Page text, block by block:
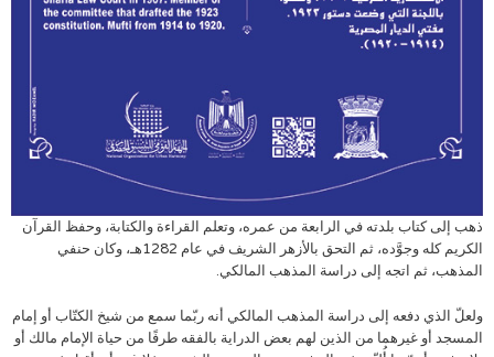
ذهب إلى كتاب بلدته في الرابعة من عمره، وتعلم القراءة والكتابة، وحفظ القرآن
الكريم كله وجوَّده، ثم التحق بالأزهر الشريف في عام 1282هـ، وكان حنفي
المذهب، ثم اتجه إلى دراسة المذهب المالكي.
ولعلّ الذي دفعه إلى دراسة المذهب المالكي أنه ربّما سمع من شيخ الكتّاب أو إمام
المسجد أو غيرهما من الذين لهم بعض الدراية بالفقه طرفًا من حياة الإمام مالك أو